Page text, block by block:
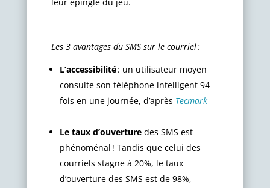
leur épingle du jeu.
Les 3 avantages du SMS sur le courriel :
L’accessibilité: un utilisateur moyen
consulte son téléphone intelligent 94
fois en une journée, d’après Tecmark
Le taux d’ouverture des SMS est
phénoménal ! Tandis que celui des
courriels stagne à 20%, le taux
d’ouverture des SMS est de 98%,